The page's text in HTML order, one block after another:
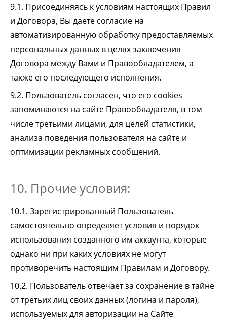
9.1. Присоединяясь к условиям настоящих Правил
и Договора, Вы даете согласие на
автоматизированную обработку предоставляемых
персональных данных в целях заключения
Договора между Вами и Правообладателем, а
также его последующего исполнения.
9.2. Пользователь согласен, что его cookies
запоминаются на сайте Правообладателя, в том
числе третьими лицами, для целей статистики,
анализа поведения пользователя на сайте и
оптимизации рекламных сообщений.
10. Прочие условия:
10.1. Зарегистрированный Пользователь
самостоятельно определяет условия и порядок
использования созданного им аккаунта, которые
однако ни при каких условиях не могут
противоречить настоящим Правилам и Договору.
10.2. Пользователь отвечает за сохранение в тайне
от третьих лиц своих данных (логина и пароля),
используемых для авторизации на Сайте